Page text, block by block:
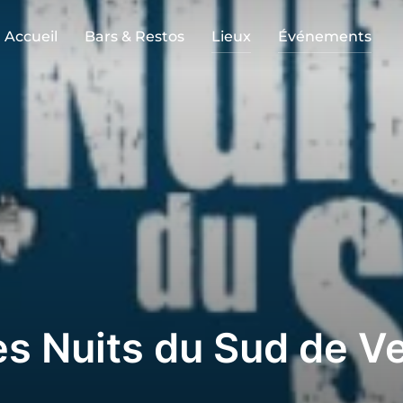
Accueil Bars & Restos Lieux Événements
Nuits du Sud de